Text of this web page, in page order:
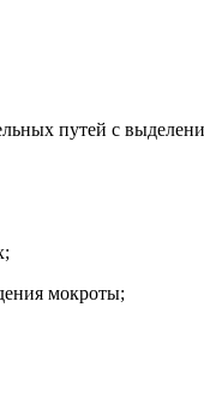
путей с
мокроты;